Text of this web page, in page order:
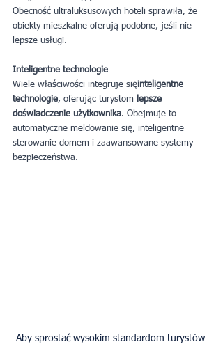
Obecność ultraluksusowych hoteli sprawiła, że
obiekty mieszkalne oferują podobne, jeśli nie
lepsze usługi.
Inteligentne technologie
Wiele właściwości integruje sięinteligentne
technologie, oferując turystom lepsze
doświadczenie użytkownika. Obejmuje to
automatyczne meldowanie się, inteligentne
sterowanie domem i zaawansowane systemy
bezpieczeństwa.
Aby sprostać wysokim standardom turystów